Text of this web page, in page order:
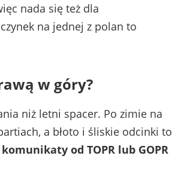
nada się też dla
na jednej z polan to
w góry?
niż letni spacer. Po zimie na
a błoto i śliskie odcinki to
od TOPR lub GOPR